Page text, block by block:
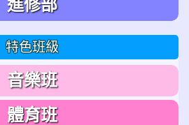
進修部
特色班級
音樂班
體育班